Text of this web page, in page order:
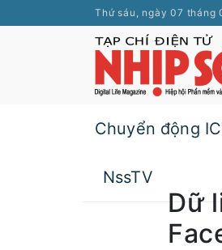
Thứ sáu, ngày 07 tháng
Chuyển động
NssTV
Dữ